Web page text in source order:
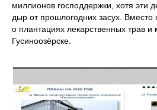
миллионов господдержки, хотя эти
дыр от прошлогодних засух. Вместо
о плантациях лекарственных трав и
Гусиноозёрске.